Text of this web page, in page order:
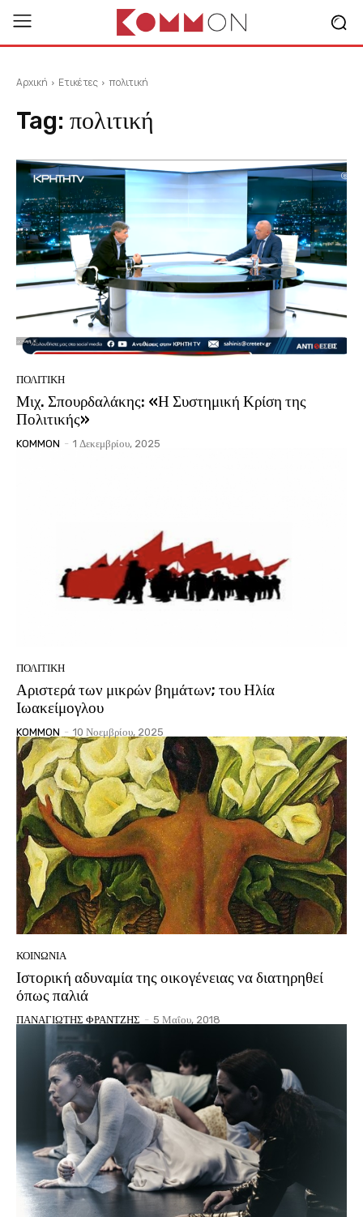
Αρχική Ετικέτες πολιτική
Tag: πολιτική
ΠΟΛΙΤΙΚΗ
Μιχ. Σπουρδαλάκης: «Η Συστημική Κρίση της
Πολιτικής»
KOMMON - 1 Δεκεμβρίου, 2025
ΠΟΛΙΤΙΚΗ
Αριστερά των μικρών βημάτων; του Ηλία
Ιωακείμογλου
KOMMON - 10 Νοεμβρίου, 2025
ΚΟΙΝΩΝΙΑ
Ιστορική αδυναμία της οικογένειας να διατηρηθεί
όπως παλιά
ΠΑΝΑΓΙΩΤΗΣ ΦΡΑΝΤΖΗΣ - 5 Μαΐου, 2018